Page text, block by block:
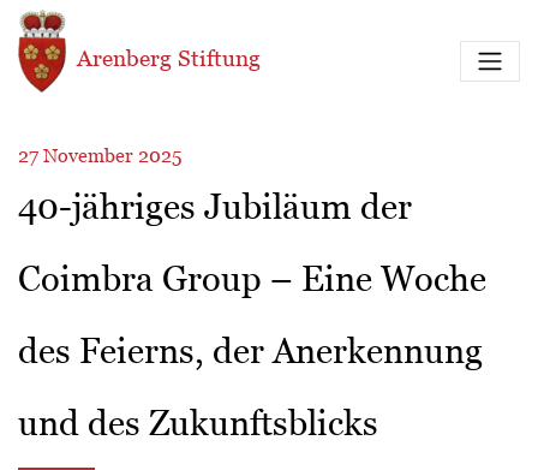
Direkt zum Inhalt
Arenberg Stiftung
27 November 2025
40-jähriges Jubiläum der
Coimbra Group – Eine Woche
des Feierns, der Anerkennung
und des Zukunftsblicks